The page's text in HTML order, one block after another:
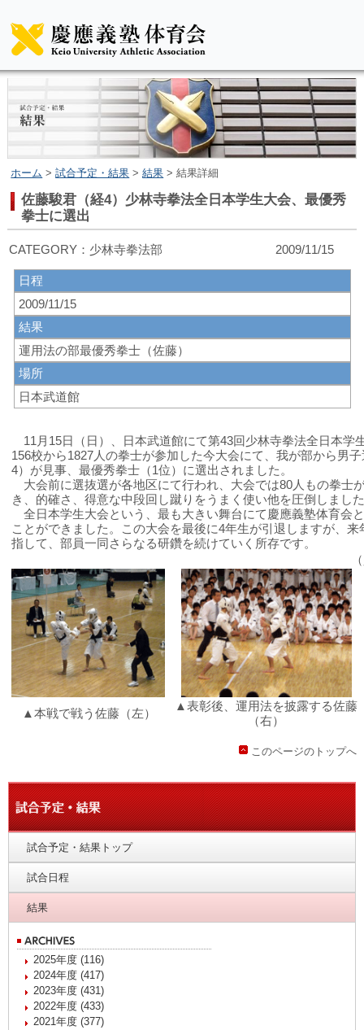
ホーム >試合予定・結果 >結果 > 結果詳細
佐藤駿君（経4）少林寺拳法全日本学生大会、最優秀
拳士に選出
CATEGORY：少林寺拳法部 2009/11/15
日程
2009/11/15
結果
運用法の部最優秀拳士（佐藤）
場所
日本武道館
11月15日（日）、日本武道館にて第43回少林寺拳法全日本学
156校から1827人の拳士が参加した今大会にて、我が部から男
4）が見事、最優秀拳士（1位）に選出されました。
大会前に選抜選が各地区にて行われ、大会では80人もの拳士
き、的確さ、得意な中段回し蹴りをうまく使い他を圧倒しまし
全日本学生大会という、最も大きい舞台にて慶應義塾体育会
ことができました。この大会を最後に4年生が引退しますが、
指して、部員一同さらなる研鑽を続けていく所存です。
（
▲本戦で戦う佐藤（左）
▲表彰後、運用法を披露する佐藤
（右）
このページのトップへ
試合予定・結果トップ
試合日程
結果
2025年度 (116)
2024年度 (417)
2023年度 (431)
2022年度 (433)
2021年度 (377)